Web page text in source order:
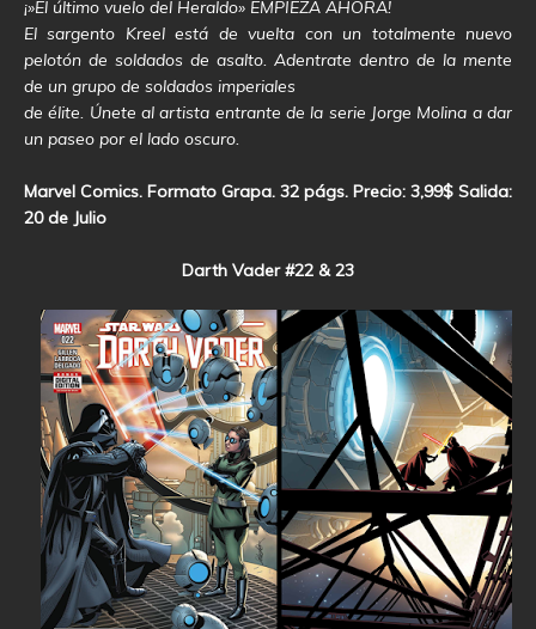
¡»El último vuelo del Heraldo» EMPIEZA AHORA!
El sargento Kreel está de vuelta con un totalmente nuevo
pelotón de soldados de asalto. Adentrate dentro de la mente
de un grupo de soldados imperiales
de élite. Únete al artista entrante de la serie Jorge Molina a dar
un paseo por el lado oscuro.
Marvel Comics. Formato Grapa. 32 págs. Precio: 3,99$ Salida:
20 de Julio
Darth Vader #22 & 23